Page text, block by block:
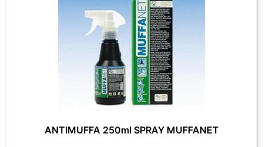
ANTIMUFFA 250ml SPRAY MUFFANET